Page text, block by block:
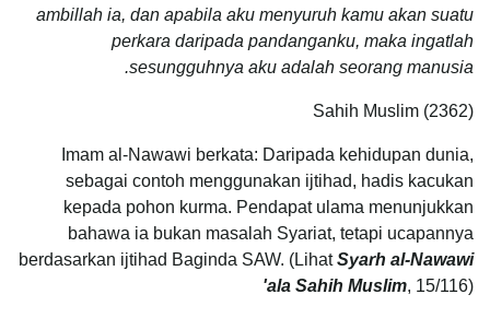
ambillah ia, dan apabila aku menyuruh kamu akan suatu
perkara daripada pandanganku, maka ingatlah
sesungguhnya aku adalah seorang manusia.
Sahih Muslim (2362)
Imam al-Nawawi berkata: Daripada kehidupan dunia,
sebagai contoh menggunakan ijtihad, hadis kacukan
kepada pohon kurma. Pendapat ulama menunjukkan
bahawa ia bukan masalah Syariat, tetapi ucapannya
berdasarkan ijtihad Baginda SAW. (LihatSyarh al-Nawawi
'ala Sahih Muslim, 15/116)